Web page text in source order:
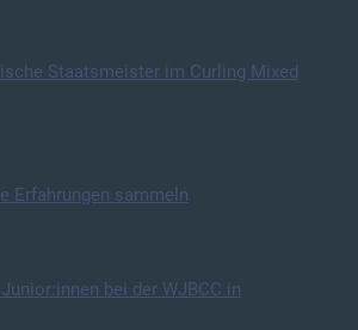
Staatsmeister im Curling Mixed
Erfahrungen sammeln
bei der WJBCC in